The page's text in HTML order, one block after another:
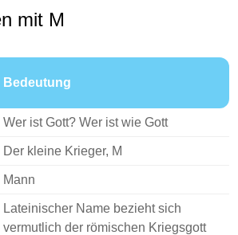
mit M
Bedeutung
Wer ist Gott? Wer ist wie Gott
Der kleine Krieger, M
Mann
Lateinischer Name bezieht sich
vermutlich der römischen Kriegsgott